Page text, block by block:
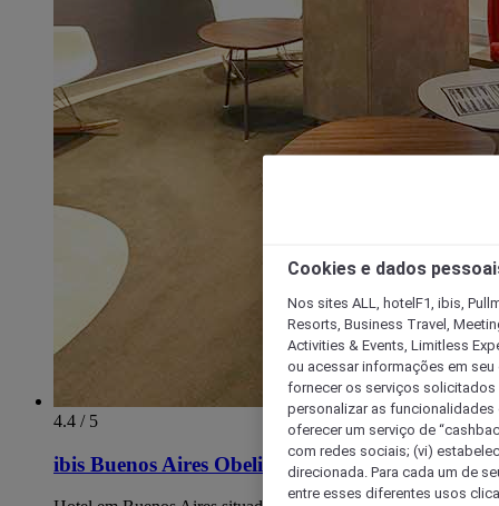
4.4 / 5
ibis Buenos Aires Obelisco
Cookies e dados
Nos sites ALL, hotelF1, ibis,
Resorts, Business Travel,
Activities & Events, Limitless
ou acessar informações em
fornecer os serviços solicitados
personalizar as
oferecer um serviço de
com redes sociais; (vi)
direcionada. Para cada um de
entre esses diferentes usos